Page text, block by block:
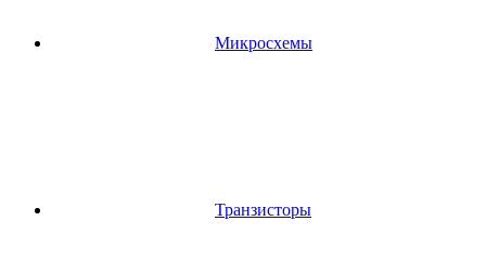
Микросхемы
Транзисторы